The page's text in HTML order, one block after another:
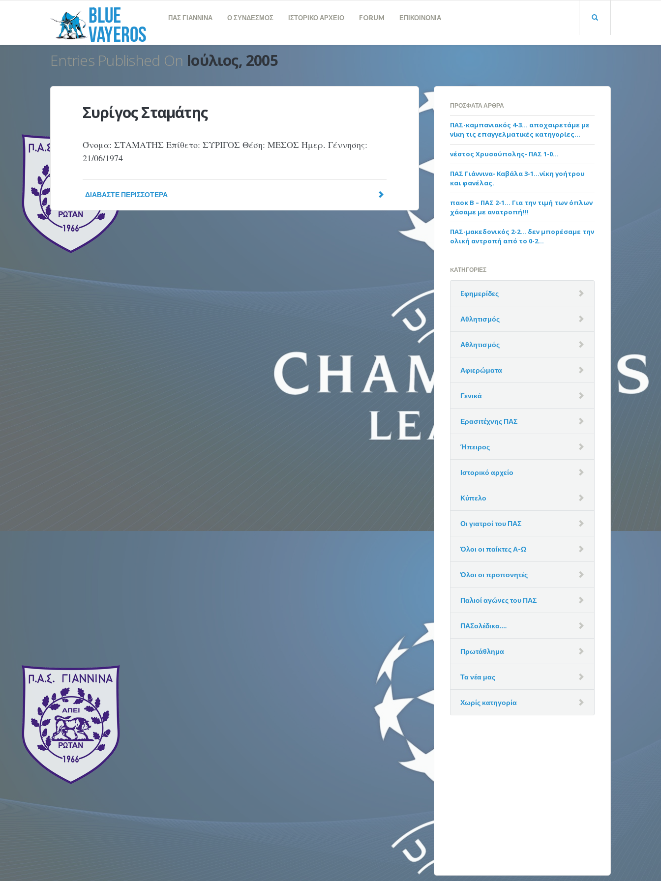
ΠΑΣ ΓΙΑΝΝΙΝΑ Ο ΣΥΝΔΕΣΜΟΣ ΙΣΤΟΡΙΚΟ ΑΡΧΕΙΟ FORUM ΕΠΙΚΟΙΝΩΝΙΑ
Entries Published On Ιούλιος, 2005
Συρίγος Σταμάτης
Όνομα: ΣΤΑΜΑΤΗΣ Επίθετο: ΣΥΡΙΓΟΣ Θέση: ΜΕΣΟΣ Ημερ. Γέννησης:
21/06/1974
ΔΙΑΒΆΣΤΕ ΠΕΡΙΣΣΌΤΕΡΑ
ΠΡΌΣΦΑΤΑ ΆΡΘΡΑ
ΠΑΣ-καμπανιακός 4-3… αποχαιρετάμε με
νίκη τις επαγγελματικές κατηγορίες…
νέστος Χρυσούπολης- ΠΑΣ 1-0…
ΠΑΣ Γιάννινα- Καβάλα 3-1…νίκη γοήτρου
και φανέλας.
παοκ Β – ΠΑΣ 2-1… Για την τιμή των όπλων
χάσαμε με ανατροπή!!!
ΠΑΣ-μακεδονικός 2-2… δεν μπορέσαμε την
ολική αντροπή από το 0-2…
KΑΤΗΓΟΡΊΕΣ
Eφημερίδες
Αθλητισμός
Αθλητισμός
Αφιερώματα
Γενικά
Ερασιτέχνης ΠΑΣ
Ήπειρος
Ιστορικό αρχείο
Κύπελο
Οι γιατροί του ΠΑΣ
Όλοι οι παίκτες Α-Ω
Όλοι οι προπονητές
Παλιοί αγώνες του ΠΑΣ
ΠΑΣολέδικα….
Πρωτάθλημα
Τα νέα μας
Χωρίς κατηγορία